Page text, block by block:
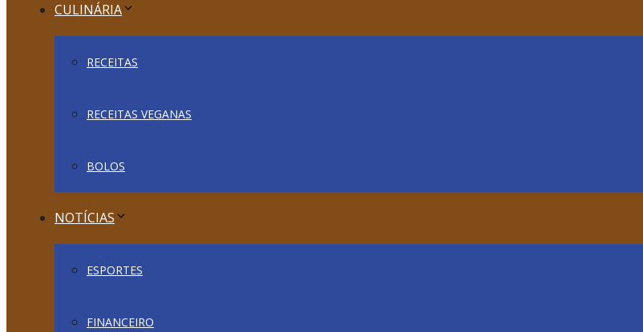
CULINÁRIA
RECEITAS
RECEITAS VEGANAS
BOLOS
NOTÍCIAS
ESPORTES
FINANCEIRO